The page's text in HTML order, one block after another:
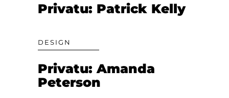
Privatu: Patrick Kelly
DESIGN
Privatu: Amanda
Peterson